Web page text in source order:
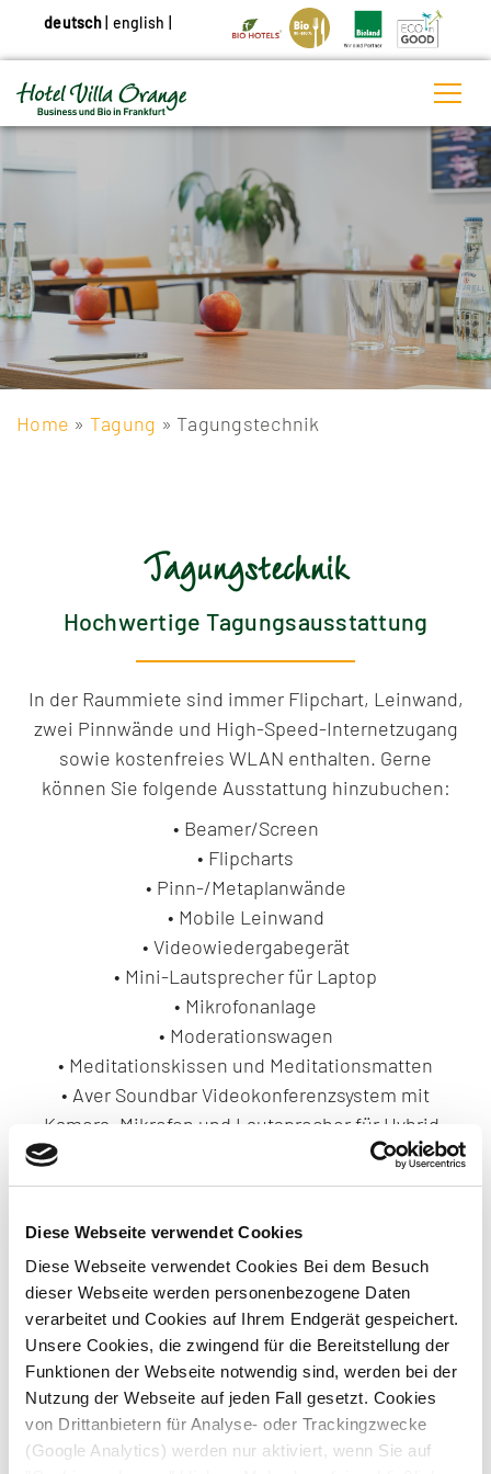
Diese Webseite verwendet Cookies
Diese Webseite verwendet Cookies Bei dem Besuch
dieser Webseite werden personenbezogene Daten
verarbeitet und Cookies auf Ihrem Endgerät gespeichert.
Unsere Cookies, die zwingend für die Bereitstellung der
Funktionen der Webseite notwendig sind, werden bei der
Nutzung der Webseite auf jeden Fall gesetzt. Cookies
von Drittanbietern für Analyse- oder Trackingzwecke
(Google Analytics) werden nur aktiviert, wenn Sie auf
deutsch| english
Home » Tagung » Tagungstechnik
Tagungstechnik
Hochwertige Tagungsausstattung
In der Raummiete sind immer Flipchart, Leinwand,
zwei Pinnwände und High-Speed-Internetzugang
sowie kostenfreies WLAN enthalten. Gerne
können Sie folgende Ausstattung hinzubuchen:
• Beamer/Screen
• Flipcharts
• Pinn-/Metaplanwände
• Mobile Leinwand
• Videowiedergabegerät
• Mini-Lautsprecher für Laptop
• Mikrofonanlage
• Moderationswagen
• Meditationskissen und Meditationsmatten
• Aver Soundbar Videokonferenzsystem mit
Kamera, Mikrofon und Lautsprecher für Hybrid-
Sollten Sie weitere Technik benötigen, zögern Sie
bitte nicht uns zu fragen. Wir sind Ihnen gerne
Wir beziehen unsere Ausstattung wie Möbel,
Pinnwände oder Moderationszubehör vom
renommierten Hersteller Neuland in Fulda,
Hessen.